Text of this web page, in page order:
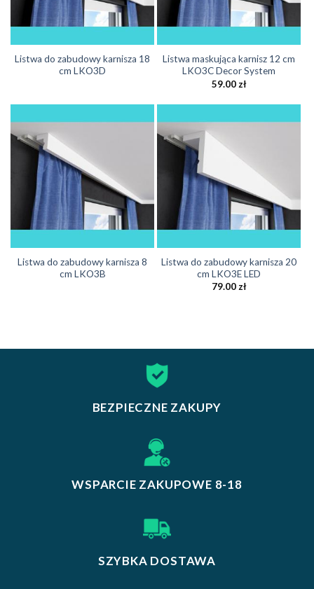
Listwa do zabudowy karnisza 18
cm LKO3D
Listwa maskująca karnisz 12 cm
LKO3C Decor System
59.00 zł
Listwa do zabudowy karnisza 8
cm LKO3B
Listwa do zabudowy karnisza 20
cm LKO3E LED
79.00 zł
BEZPIECZNE ZAKUPY
WSPARCIE ZAKUPOWE 8-18
SZYBKA DOSTAWA